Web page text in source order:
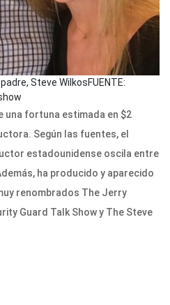
padre, Steve WilkosFUENTE:
una fortuna estimada en $2
Según las fuentes, el
estadounidense oscila entre
ha producido y aparecido
renombrados The Jerry
Guard Talk Show y The Steve